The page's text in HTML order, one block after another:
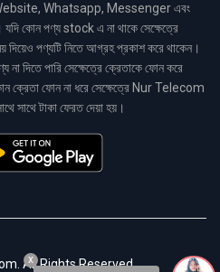
Website, Whatsapp, Messenger এবং
কোন পণ্য stock এ না থাকে সেক্ষেত্রে
পণ্যটি নিতে আগ্রহ প্রকাশ করে থাকেন।
না দিতে পারি সেক্ষেত্রে ক্রেতাকে ফোন করে
ক্রেতা ফোন না ধরে সেক্ষেত্রে Nur Telecom
সাথে টাকা ফেরত দেয়া হয়।
All Rights Reserved.
x